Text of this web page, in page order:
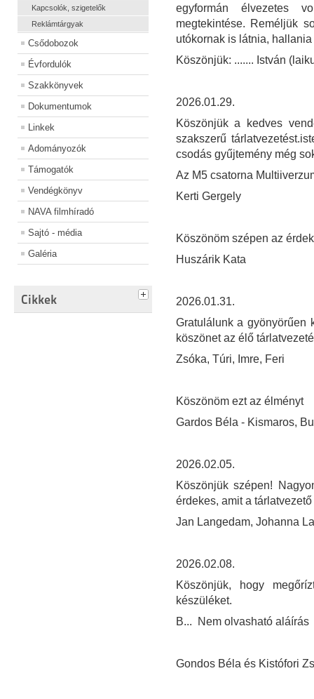
Kapcsolók, szigetelők
Reklámtárgyak
Csődobozok
Évfordulók
Szakkönyvek
Dokumentumok
Linkek
Adományozók
Támogatók
Vendégkönyv
NAVA filmhíradó
Sajtó - média
Galéria
Cikkek
egyformán élvezetes
megtekintése. Reméljük
utókornak is látnia, hallania
Köszönjük: ....... István
2026.01.29.
Köszönjük a kedves
szakszerű
csodás gyűjtemény még
Az M5 csatorna
Kerti Gergely
Köszönöm szépen az
Huszárik Kata
2026.01.31.
Gratulálunk a gyönyörűen
köszönet az élő
Zsóka, Túri, Imre, Feri
Köszönöm ezt az élményt
Gardos Béla - Kismaros,
2026.02.05.
Köszönjük szépen!
érdekes, amit a
Jan Langedam, Johanna
2026.02.08.
Köszönjük, hogy
készüléket.
B... Nem olvasható aláírás
Gondos Béla és Kistófori